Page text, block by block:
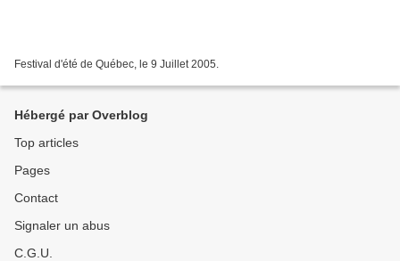
Festival d'été de Québec, le 9 Juillet 2005.
Hébergé par Overblog
Top articles
Pages
Contact
Signaler un abus
C.G.U.